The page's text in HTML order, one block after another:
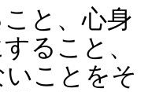
と、心身
ること、
ことをそ